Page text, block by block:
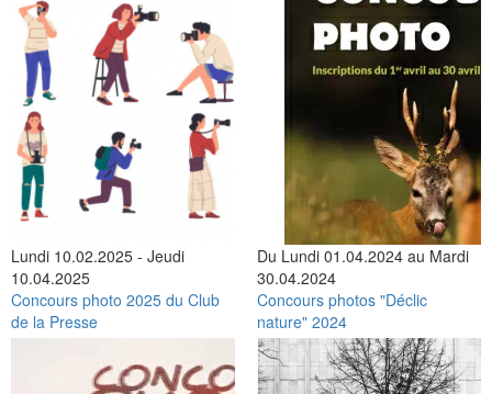
Lundi 10.02.2025 - Jeudi
10.04.2025
Concours photo 2025 du Club
de la Presse
Du Lundi 01.04.2024 au Mardi
30.04.2024
Concours photos "Déclic
nature" 2024